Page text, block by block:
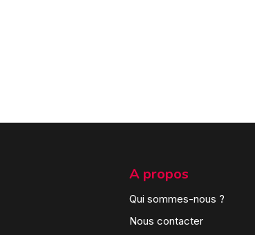
A propos
Qui sommes-nous ?
Nous contacter